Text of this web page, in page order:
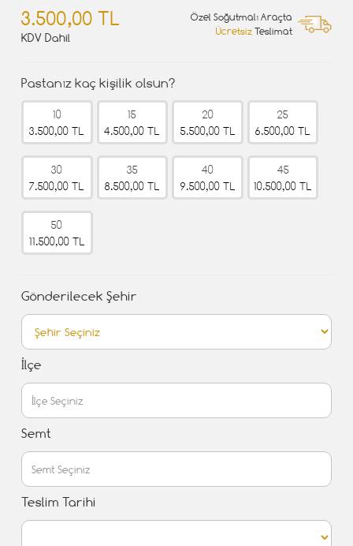
3.500,00 TL
KDV Dahil
Özel Soğutmalı Araçta
Ücretsiz Teslimat
Pastanız kaç kişilik olsun?
10
3.500,00 TL
15
4.500,00 TL
20
5.500,00 TL
25
6.500,00 TL
30
7.500,00 TL
35
8.500,00 TL
40
9.500,00 TL
45
10.500,00 TL
50
11.500,00 TL
Gönderilecek Şehir
İlçe
Semt
Teslim Tarihi